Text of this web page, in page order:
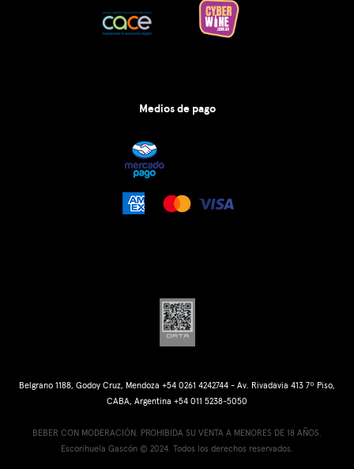
Medios de pago
Belgrano 1188, Godoy Cruz, Mendoza +54 0261 4242744 - Av. Rivadavia 413 7º Piso,
CABA, Argentina +54 011 5238-5050
BEBER CON MODERACIÓN. PROHIBIDA SU VENTA A MENORES DE 18 AÑOS.
Escorihuela Gascón © 2024. Todos los derechos reservados.